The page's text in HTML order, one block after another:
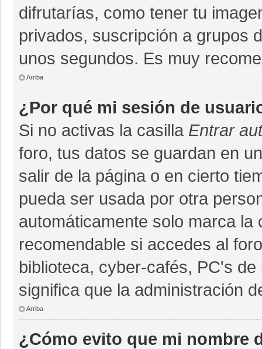
difrutarías, como tener tu
privados, suscripción a grupos
unos segundos. Es muy
Arriba
¿Por qué mi sesión de
Si no activas la casilla Entrar
foro, tus datos se guardan en
salir de la página o en cierto
pueda ser usada por otra
automáticamente solo marca la
recomendable si accedes al
biblioteca, cyber-cafés, PC's
significa que la administración
Arriba
¿Cómo evito que mi nombre